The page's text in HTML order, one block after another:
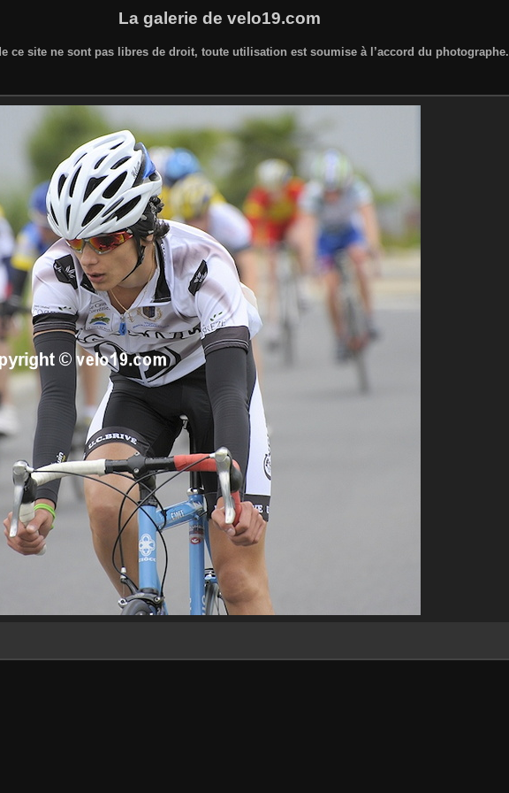
La galerie de velo19.com
ce site ne sont pas libres de droit, toute utilisation est soumise à l’accord du photographe.